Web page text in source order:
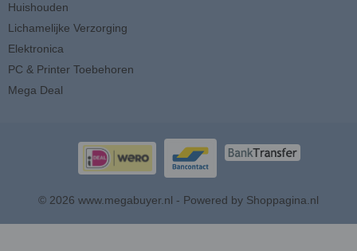
Huishouden
Lichamelijke Verzorging
Elektronica
PC & Printer Toebehoren
Mega Deal
© 2026 www.megabuyer.nl - Powered by Shoppagina.nl